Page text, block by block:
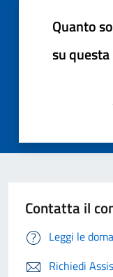
Quanto
su
Contatta il
Leggi le
Richiedi